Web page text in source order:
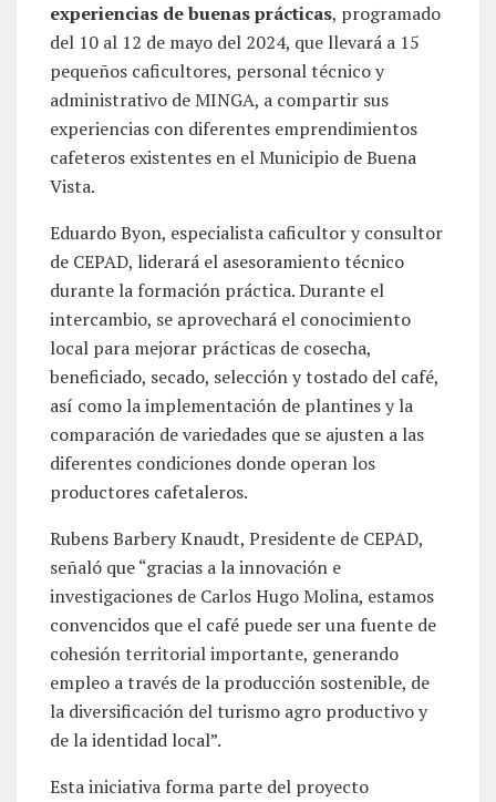
experiencias de buenas prácticas, programado
del 10 al 12 de mayo del 2024, que llevará a 15
pequeños caficultores, personal técnico y
administrativo de MINGA, a compartir sus
experiencias con diferentes emprendimientos
cafeteros existentes en el Municipio de Buena
Vista.
Eduardo Byon, especialista caficultor y consultor
de CEPAD, liderará el asesoramiento técnico
durante la formación práctica. Durante el
intercambio, se aprovechará el conocimiento
local para mejorar prácticas de cosecha,
beneficiado, secado, selección y tostado del café,
así como la implementación de plantines y la
comparación de variedades que se ajusten a las
diferentes condiciones donde operan los
productores cafetaleros.
Rubens Barbery Knaudt, Presidente de CEPAD,
señaló que “gracias a la innovación e
investigaciones de Carlos Hugo Molina, estamos
convencidos que el café puede ser una fuente de
cohesión territorial importante, generando
empleo a través de la producción sostenible, de
la diversificación del turismo agro productivo y
de la identidad local”.
Esta iniciativa forma parte del proyecto